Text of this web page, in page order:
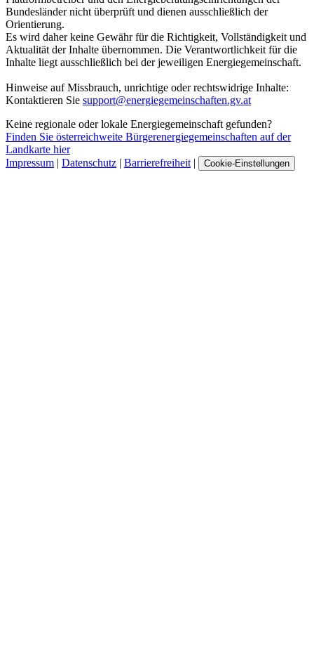
Bundesländer nicht überprüft und dienen ausschließlich der
Orientierung.
Es wird daher keine Gewähr für die Richtigkeit, Vollständigkeit und
Aktualität der Inhalte übernommen. Die Verantwortlichkeit für die
Inhalte liegt ausschließlich bei der jeweiligen Energiegemeinschaft.
Hinweise auf Missbrauch, unrichtige oder rechtswidrige Inhalte:
Kontaktieren Sie support@energiegemeinschaften.gv.at
Keine regionale oder lokale Energiegemeinschaft gefunden?
Finden Sie österreichweite Bürgerenergiegemeinschaften auf der
Landkarte hier
Impressum | Datenschutz | Barrierefreiheit | Cookie-Einstellungen